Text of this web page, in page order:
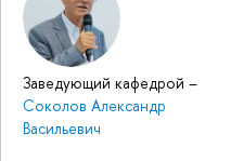
Заведующий кафедрой –
Соколов Александр
Васильевич